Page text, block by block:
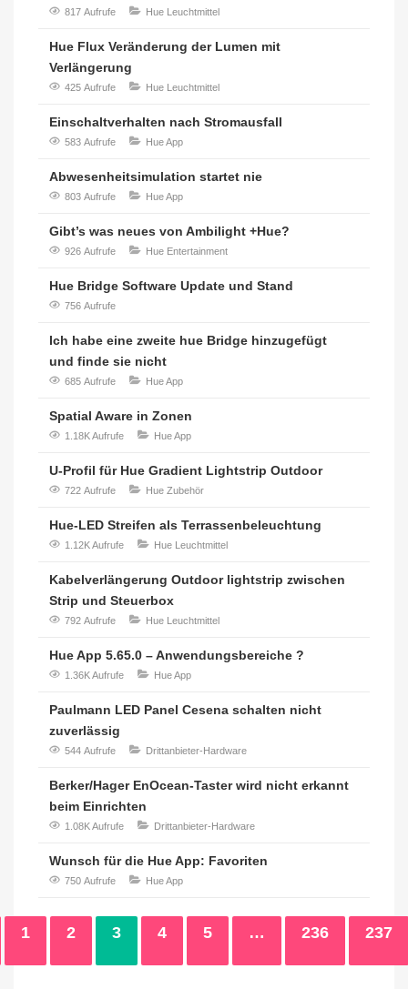
817 Aufrufe Hue Leuchtmittel
Hue Flux Veränderung der Lumen mit
Verlängerung
425 Aufrufe Hue Leuchtmittel
Einschaltverhalten nach Stromausfall
583 Aufrufe Hue App
Abwesenheitsimulation startet nie
803 Aufrufe Hue App
Gibt’s was neues von Ambilight +Hue?
926 Aufrufe Hue Entertainment
Hue Bridge Software Update und Stand
756 Aufrufe
Ich habe eine zweite hue Bridge hinzugefügt
und finde sie nicht
685 Aufrufe Hue App
Spatial Aware in Zonen
1.18K Aufrufe Hue App
U-Profil für Hue Gradient Lightstrip Outdoor
722 Aufrufe Hue Zubehör
Hue-LED Streifen als Terrassenbeleuchtung
1.12K Aufrufe Hue Leuchtmittel
Kabelverlängerung Outdoor lightstrip zwischen
Strip und Steuerbox
792 Aufrufe Hue Leuchtmittel
Hue App 5.65.0 – Anwendungsbereiche ?
1.36K Aufrufe Hue App
Paulmann LED Panel Cesena schalten nicht
zuverlässig
544 Aufrufe Drittanbieter-Hardware
Berker/Hager EnOcean-Taster wird nicht erkannt
beim Einrichten
1.08K Aufrufe Drittanbieter-Hardware
Wunsch für die Hue App: Favoriten
750 Aufrufe Hue App
1 2 3 4 5 … 236 237